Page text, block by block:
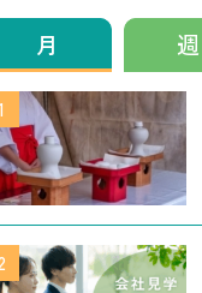
月 週